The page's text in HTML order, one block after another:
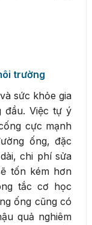
trường
sức khỏe gia
đầu. Việc tự ý
cực mạnh
ống, đặc
chi phí sửa
tốn kém hơn
tắc cơ học
ống cũng có
quả nghiêm